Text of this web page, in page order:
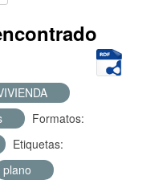
Formatos:
Etiquetas:
plano